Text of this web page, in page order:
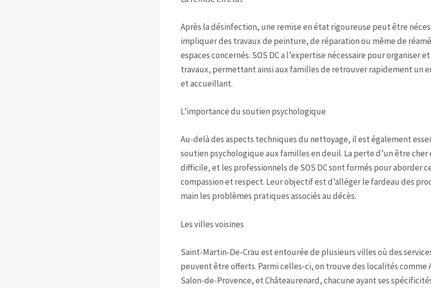
Après la désinfection, une remise en état rigoureuse peut être
impliquer des travaux de peinture, de réparation ou même de
espaces concernés. SOS DC a l’expertise nécessaire pour organiser
travaux, permettant ainsi aux familles de retrouver rapidement un
et accueillant.
L’importance du soutien psychologique
Au-delà des aspects techniques du nettoyage, il est également
soutien psychologique aux familles en deuil. La perte d’un être cher
difficile, et les professionnels de SOS DC sont formés pour aborder
compassion et respect. Leur objectif est d’alléger le fardeau des
main les problèmes pratiques associés au décès.
Les villes voisines
Saint-Martin-De-Crau est entourée de plusieurs villes où des
peuvent être offerts. Parmi celles-ci, on trouve des localités comme
Salon-de-Provence, et Châteaurenard, chacune ayant ses